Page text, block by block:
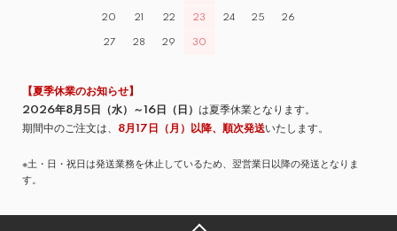
20 21 22 23 24 25 26
27 28 29 30
【夏季休業のお知らせ】
2026年8月5日（水）～16日（日） は夏季休業となります。
期間中のご注文は、 8月17日（月）以降、順次発送いたします。
※土・日・祝日は発送業務を休止しているため、翌営業日以降の発送となりま
す。